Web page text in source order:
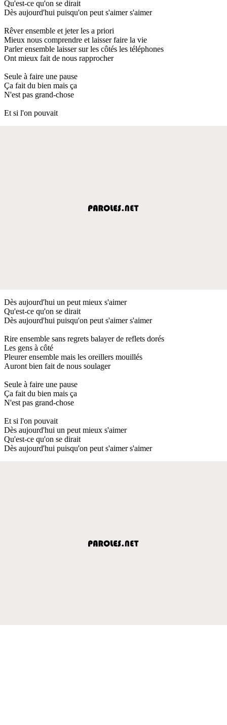
Qu'est-ce qu'on se dirait
Dès aujourd'hui puisqu'on peut s'aimer s'aimer
Rêver ensemble et jeter les a priori
Mieux nous comprendre et laisser faire la vie
Parler ensemble laisser sur les côtés les téléphones
Ont mieux fait de nous rapprocher
Seule à faire une pause
Ça fait du bien mais ça
N'est pas grand-chose
Et si l'on pouvait
Dès aujourd'hui un peut mieux s'aimer
Qu'est-ce qu'on se dirait
Dès aujourd'hui puisqu'on peut s'aimer s'aimer
Rire ensemble sans regrets balayer de reflets dorés
Les gens à côté
Pleurer ensemble mais les oreillers mouillés
Auront bien fait de nous soulager
Seule à faire une pause
Ça fait du bien mais ça
N'est pas grand-chose
Et si l'on pouvait
Dès aujourd'hui un peut mieux s'aimer
Qu'est-ce qu'on se dirait
Dès aujourd'hui puisqu'on peut s'aimer s'aimer